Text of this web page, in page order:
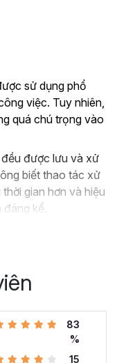
sử dụng phổ
việc. Tuy nhiên,
quá chú trọng vào
được lưu và xử
biết thao tác xử
gian hơn và hiệu
kể.
nên không biết
Excel và đang
lên.
83
%
15